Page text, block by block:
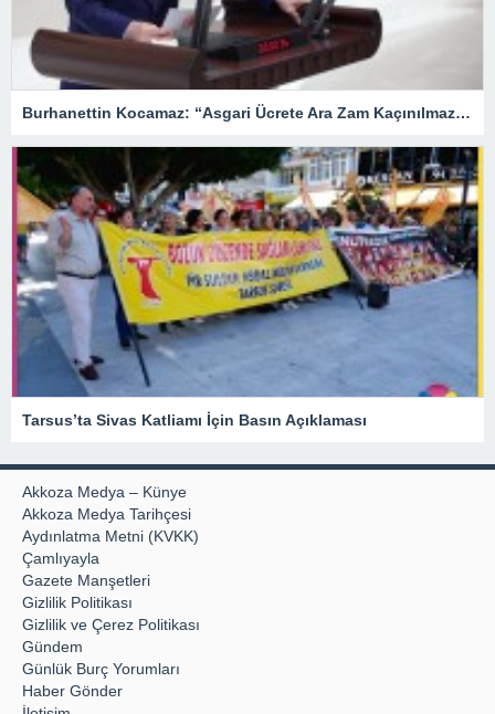
Burhanettin Kocamaz: “Asgari Ücrete Ara Zam Kaçınılmaz Hale Geldi”
Tarsus’ta Sivas Katliamı İçin Basın Açıklaması
Akkoza Medya – Künye
Akkoza Medya Tarihçesi
Aydınlatma Metni (KVKK)
Çamlıyayla
Gazete Manşetleri
Gizlilik Politikası
Gizlilik ve Çerez Politikası
Gündem
Günlük Burç Yorumları
Haber Gönder